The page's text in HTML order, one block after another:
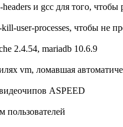
и gcc для того,
user-processes, чтобы не
2.4.54, mariadb 10.6.9
vm, ломавшая
ASPEED
пользователей